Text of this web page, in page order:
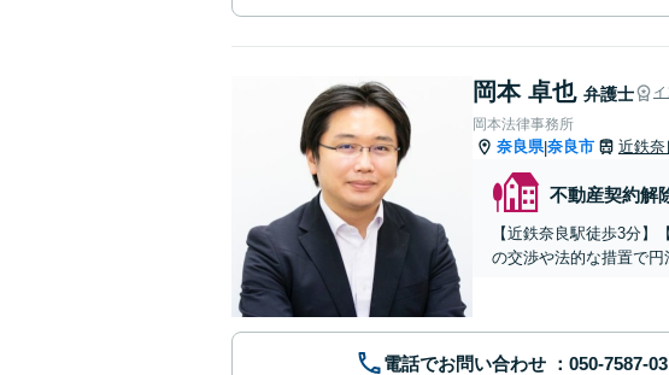
岡本 卓也 弁護士
岡本法律事務所
奈良県|奈良市 近鉄奈
不動産契約解
【近鉄奈良駅徒歩3分
の交渉や法的な措置で
電話でお問い合わせ